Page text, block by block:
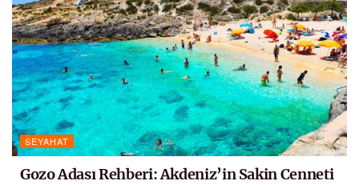
SEYAHAT
Gozo Adası Rehberi: Akdeniz’in Sakin Cenneti